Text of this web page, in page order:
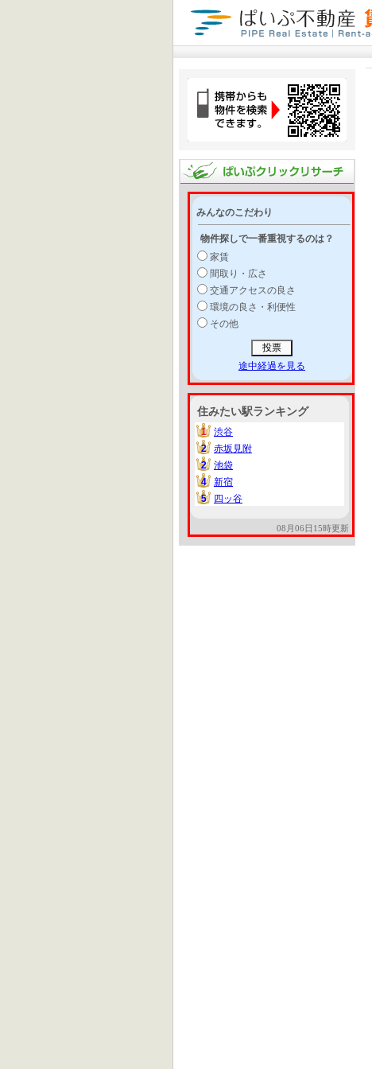
みんなのこだわり
物件探しで一番重視するのは？
家賃
間取り・広さ
交通アクセスの良さ
環境の良さ・利便性
その他
途中経過を見る
住みたい駅ランキング
1
1
渋谷
2
2
赤坂見附
2
2
池袋
4
4
新宿
5
5 四ッ谷
08月06日15時更新